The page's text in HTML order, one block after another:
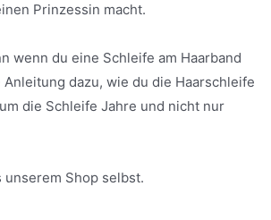
Prinzessin macht.
wenn du eine Schleife am Haarband
dazu, wie du die Haarschleife
die Schleife Jahre und nicht nur
Shop selbst.